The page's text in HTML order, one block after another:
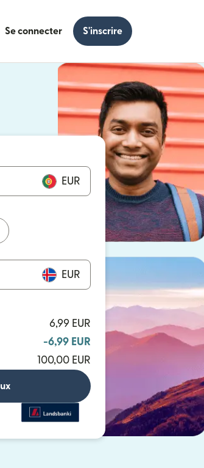
Se connecter S'inscrire
EUR
EUR
6,99 EUR
-6,99 EUR
100,00 EUR